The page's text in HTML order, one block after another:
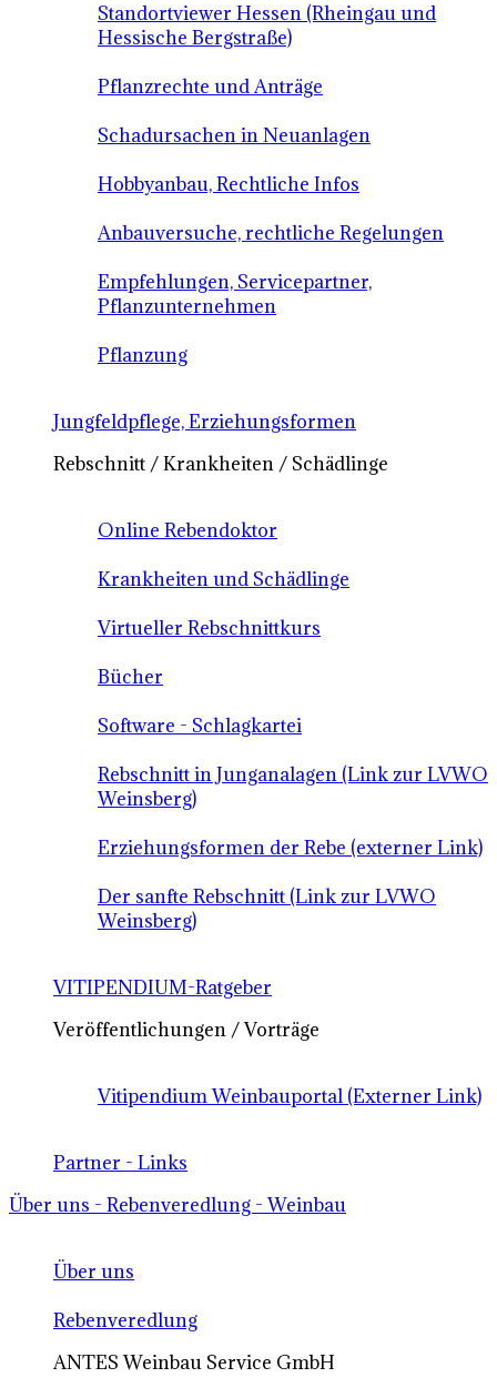
Standortviewer Hessen (Rheingau und
Hessische Bergstraße)
Pflanzrechte und Anträge
Schadursachen in Neuanlagen
Hobbyanbau, Rechtliche Infos
Anbauversuche, rechtliche Regelungen
Empfehlungen, Servicepartner,
Pflanzunternehmen
Pflanzung
Jungfeldpflege, Erziehungsformen
Rebschnitt / Krankheiten / Schädlinge
Online Rebendoktor
Krankheiten und Schädlinge
Virtueller Rebschnittkurs
Bücher
Software - Schlagkartei
Rebschnitt in Junganalagen (Link zur LVWO
Weinsberg)
Erziehungsformen der Rebe (externer Link)
Der sanfte Rebschnitt (Link zur LVWO
Weinsberg)
VITIPENDIUM-Ratgeber
Veröffentlichungen / Vorträge
Vitipendium Weinbauportal (Externer Link)
Partner - Links
Über uns - Rebenveredlung - Weinbau
Über uns
Rebenveredlung
ANTES Weinbau Service GmbH